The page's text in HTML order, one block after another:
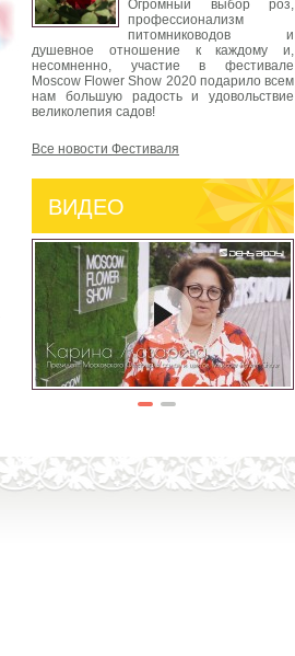
Огромный выбор роз,
профессионализм
питомниководов и
душевное отношение к каждому и,
несомненно, участие в фестивале
Moscow Flower Show 2020 подарило всем
нам большую радость и удовольствие
великолепия садов!
Все новости Фестиваля
ВИДЕО